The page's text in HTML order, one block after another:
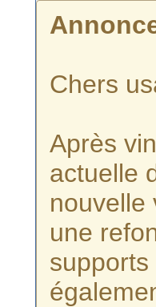
Chers
Après
actuelle
nouvelle
une